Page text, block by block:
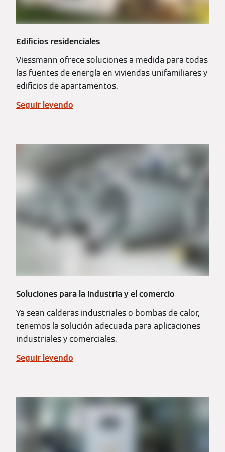
Edificios residenciales
Viessmann ofrece soluciones a medida para todas
las fuentes de energía en viviendas unifamiliares y
edificios de apartamentos.
Seguir leyendo
Soluciones para la industria y el comercio
Ya sean calderas industriales o bombas de calor,
tenemos la solución adecuada para aplicaciones
industriales y comerciales.
Seguir leyendo